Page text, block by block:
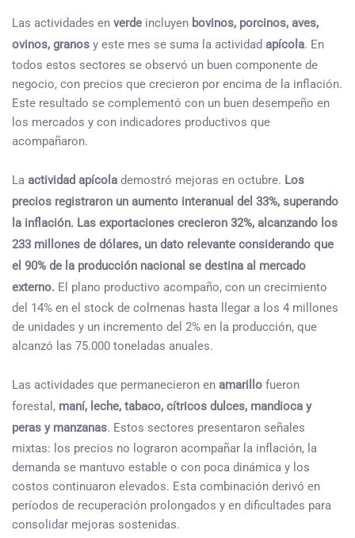
Las actividades en verde incluyen bovinos, porcinos, aves,
ovinos, granos y este mes se suma la actividad apícola. En
todos estos sectores se observó un buen componente de
negocio, con precios que crecieron por encima de la inflación.
Este resultado se complementó con un buen desempeño en
los mercados y con indicadores productivos que
acompañaron.
La actividad apícola demostró mejoras en octubre. Los
precios registraron un aumento interanual del 33%, superando
la inflación. Las exportaciones crecieron 32%, alcanzando los
233 millones de dólares, un dato relevante considerando que
el 90% de la producción nacional se destina al mercado
externo. El plano productivo acompaño, con un crecimiento
del 14% en el stock de colmenas hasta llegar a los 4 millones
de unidades y un incremento del 2% en la producción, que
alcanzó las 75.000 toneladas anuales.
Las actividades que permanecieron en amarillo fueron
forestal, maní, leche, tabaco, cítricos dulces, mandioca y
peras y manzanas. Estos sectores presentaron señales
mixtas: los precios no lograron acompañar la inflación, la
demanda se mantuvo estable o con poca dinámica y los
costos continuaron elevados. Esta combinación derivó en
períodos de recuperación prolongados y en dificultades para
consolidar mejoras sostenidas.